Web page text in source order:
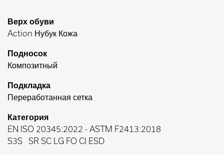
Верх обуви
Action Нубук Кожа
Подносок
Композитный
Подкладка
Переработанная сетка
Категория
EN ISO 20345:2022 - ASTM F2413:2018
S3S
SR SC LG FO CI ESD